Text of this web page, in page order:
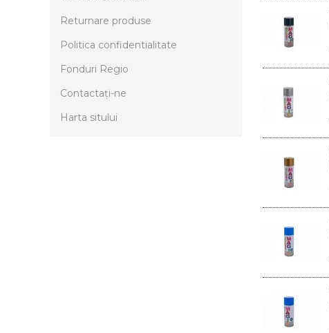
Returnare produse
Politica confidentialitate
Fonduri Regio
Contactaţi-ne
Harta sitului